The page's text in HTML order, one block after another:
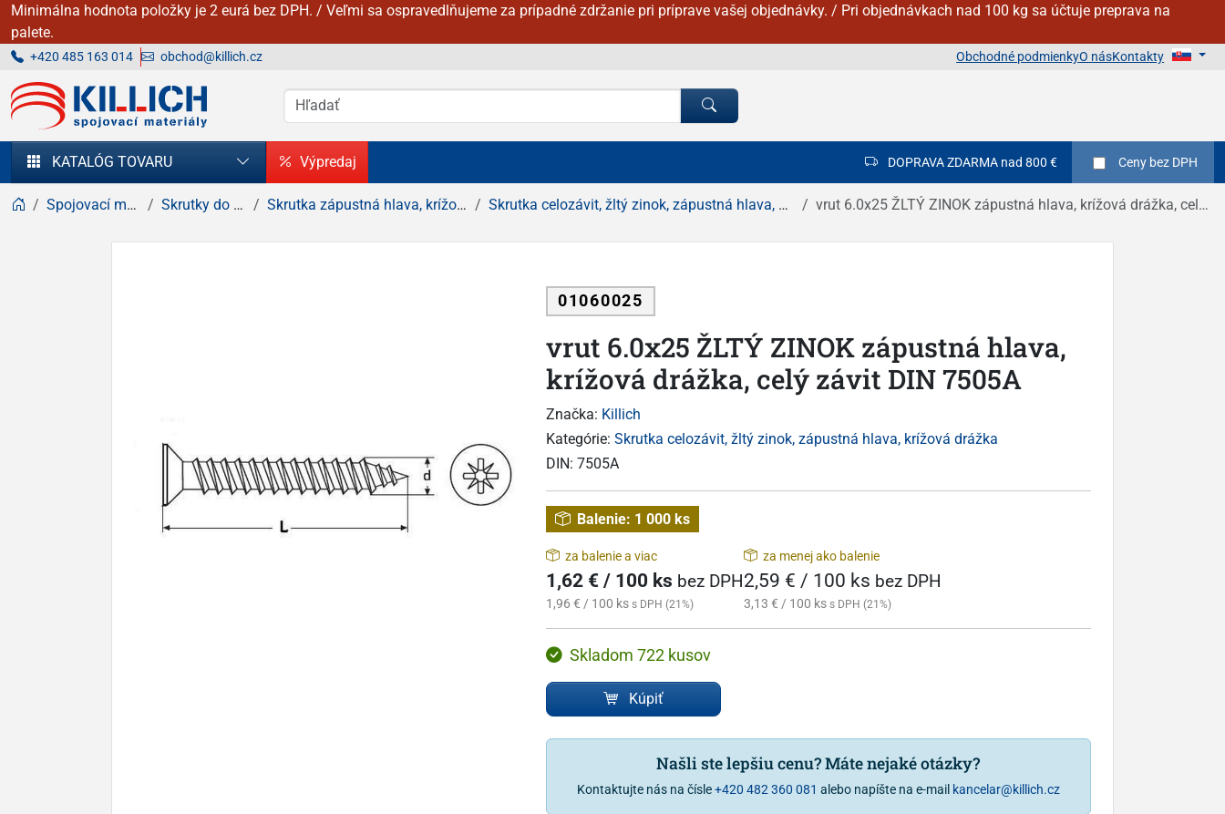
Minimálna hodnota položky je 2 eurá bez DPH. / Veľmi sa ospravedlňujeme za prípadné zdržanie pri príprave vašej objednávky. / Pri objednávkach nad 100 kg sa účtuje preprava na
palete.
+420 485 163 014 obchod@killich.cz Obchodné podmienkyO násKontakty
KILLICH - Spojovacie materiály
KATALÓG TOVARU Výpredaj DOPRAVA ZDARMA nad 800 € Ceny bez DPH
Spojovací materiál Skrutky do dreva Skrutka zápustná hlava, krížová drážka Skrutka celozávit, žltý zinok, zápustná hlava, krížová drážka vrut 6.0x25 ŽLTÝ ZINOK zápustná hlava, krížová drážka, celý závit DIN 7505A
01060025
vrut 6.0x25 ŽLTÝ ZINOK zápustná hlava,
krížová drážka, celý závit DIN 7505A
Značka: Killich
Kategórie: Skrutka celozávit, žltý zinok, zápustná hlava, krížová drážka
DIN: 7505A
Balenie: 1 000 ks
za balenie a viac
1,62 € / 100 ks bez DPH
1,96 € / 100 ks s DPH (21%)
za menej ako balenie
2,59 € / 100 ks bez DPH
3,13 € / 100 ks s DPH (21%)
Skladom 722 kusov
Kúpiť
Našli ste lepšiu cenu? Máte nejaké otázky?
Kontaktujte nás na čísle+420 482 360 081 alebo napíšte na e-mail kancelar@killich.cz